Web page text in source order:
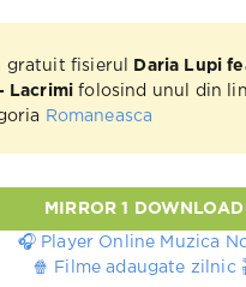
gratuit fisierul
Daria Lupi
Lacrimi folosind unul din
Romaneasca
MIRROR 1 DOWNLOAD
🎧 Player Online Muzica
🍿 Filme adaugate zilnic